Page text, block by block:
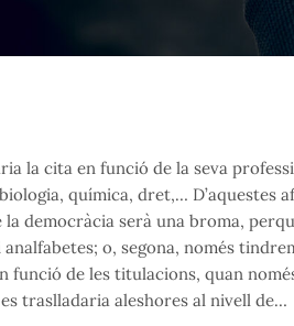
la cita en funció de la seva
química, dret,… D’aquestes
democràcia serà una broma,
o, segona, només
funció de les titulacions, quan
traslladaria aleshores al nivell de…